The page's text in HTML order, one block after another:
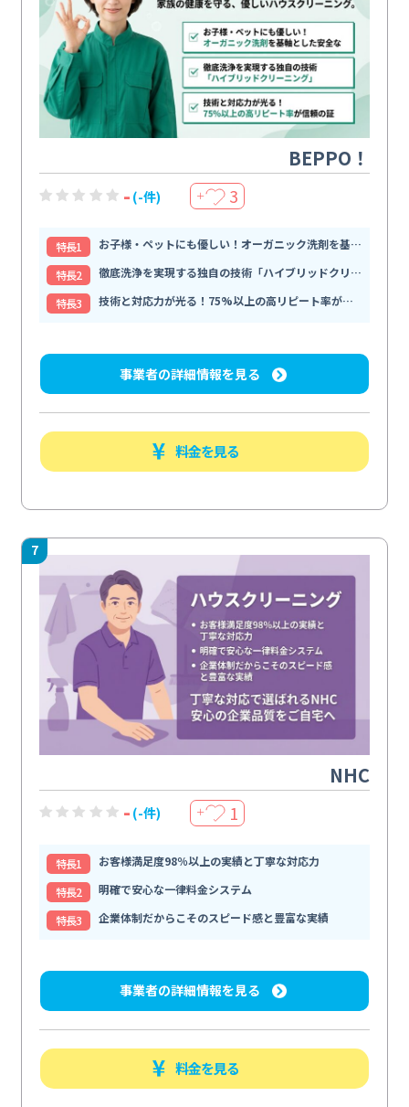
BEPPO！
- (-件) ＋ 3
特⻑1
お子様・ペットにも優しい！オーガニック洗剤を基軸とした安全な
特⻑2
徹底洗浄を実現する独自の技術「ハイブリッドクリーニング」
特⻑3
技術と対応力が光る！75%以上の高リピート率が信頼の証
事業者の詳細情報を見る
料金を見る
7
NHC
- (-件) ＋ 1
特⻑1
お客様満足度98％以上の実績と丁寧な対応力
特⻑2
明確で安心な一律料金システム
特⻑3
企業体制だからこそのスピード感と豊富な実績
事業者の詳細情報を見る
料金を見る